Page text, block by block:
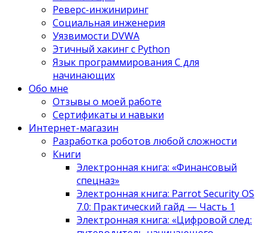
Реверс-инжиниринг
Социальная инженерия
Уязвимости DVWA
Этичный хакинг с Python
Язык программирования С для
начинающих
Обо мне
Отзывы о моей работе
Сертификаты и навыки
Интернет-магазин
Разработка роботов любой сложности
Книги
Электронная книга: «Финансовый
спецназ»
Электронная книга: Parrot Security OS
7.0: Практический гайд — Часть 1
Электронная книга: «Цифровой след: